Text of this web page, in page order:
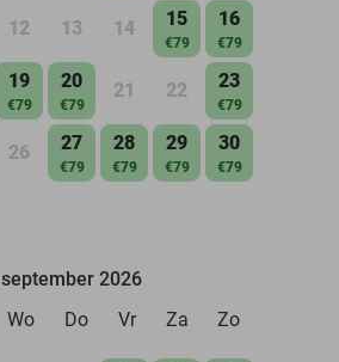
12 13 14 15
€79
16
€79
19
€79
20
€79
21 22 23
€79
26 27
€79
28
€79
29
€79
30
€79
september 2026
Wo Do Vr Za Zo